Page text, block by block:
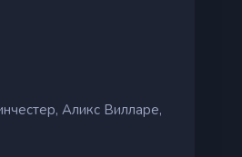
Аликс Вилларе,